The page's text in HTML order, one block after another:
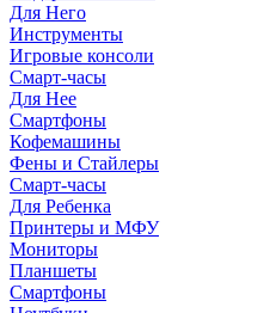
Для Него
Инструменты
Игровые консоли
Смарт-часы
Для Нее
Смартфоны
Кофемашины
Фены и Стайлеры
Смарт-часы
Для Ребенка
Принтеры и МФУ
Мониторы
Планшеты
Смартфоны